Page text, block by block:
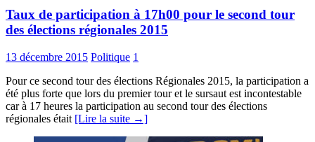
Taux de participation à 17h00 pour le second tour
des élections régionales 2015
13 décembre 2015 Politique 1
Pour ce second tour des élections Régionales 2015, la participation a
été plus forte que lors du premier tour et le sursaut est incontestable
car à 17 heures la participation au second tour des élections
régionales était [Lire la suite →]